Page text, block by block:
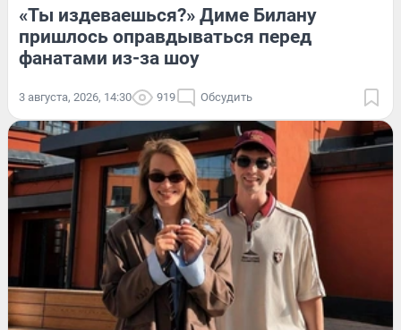
«Ты издеваешься?» Диме Билану
пришлось оправдываться перед
фанатами из-за шоу
3 августа, 2026, 14:30 919 Обсудить